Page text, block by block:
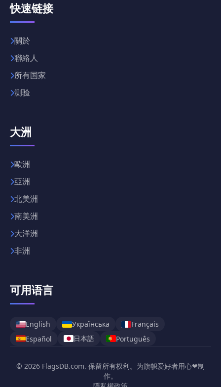
快速链接
關於
聯絡人
所有国家
测验
大洲
歐洲
亞洲
北美洲
南美洲
大洋洲
非洲
可用语言
English Українська
Français
Español
日本語 Português
© 2026 FlagsDB.com. 保留所有权利。为旗帜爱好者用心❤制
作。